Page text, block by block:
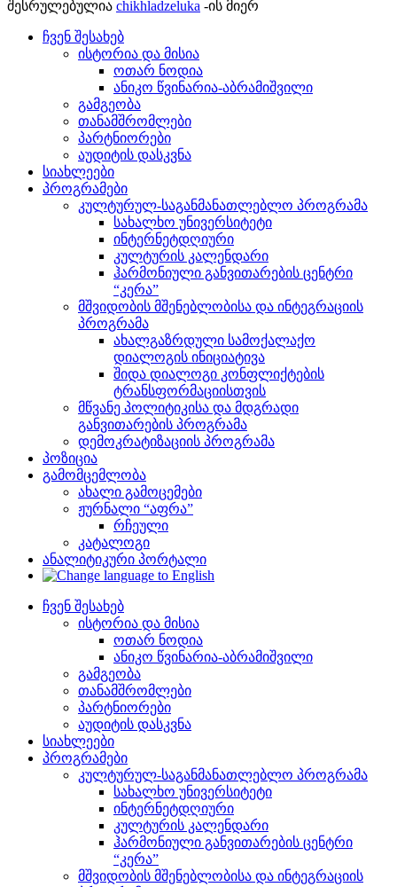
შესრულებულია chikhladzeluka -ის მიერ
ჩვენ შესახებ
ისტორია და მისია
ოთარ ნოდია
ანიკო წვინარია-აბრამიშვილი
გამგეობა
თანამშრომლები
პარტნიორები
აუდიტის დასკვნა
სიახლეები
პროგრამები
კულტურულ-საგანმანათლებლო პროგრამა
სახალხო უნივერსიტეტი
ინტერნეტდღიური
კულტურის კალენდარი
ჰარმონიული განვითარების ცენტრი
“კერა”
მშვიდობის მშენებლობისა და ინტეგრაციის
პროგრამა
ახალგაზრდული სამოქალაქო
დიალოგის ინიციატივა
შიდა დიალოგი კონფლიქტების
ტრანსფორმაციისთვის
მწვანე პოლიტიკისა და მდგრადი
განვითარების პროგრამა
დემოკრატიზაციის პროგრამა
პოზიცია
გამომცემლობა
ახალი გამოცემები
ჟურნალი “აფრა”
რჩეული
კატალოგი
ანალიტიკური პორტალი
ჩვენ შესახებ
ისტორია და მისია
ოთარ ნოდია
ანიკო წვინარია-აბრამიშვილი
გამგეობა
თანამშრომლები
პარტნიორები
აუდიტის დასკვნა
სიახლეები
პროგრამები
კულტურულ-საგანმანათლებლო პროგრამა
სახალხო უნივერსიტეტი
ინტერნეტდღიური
კულტურის კალენდარი
ჰარმონიული განვითარების ცენტრი
“კერა”
მშვიდობის მშენებლობისა და ინტეგრაციის